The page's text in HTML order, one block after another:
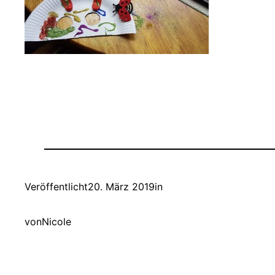
Veröffentlicht20. März 2019in
vonNicole